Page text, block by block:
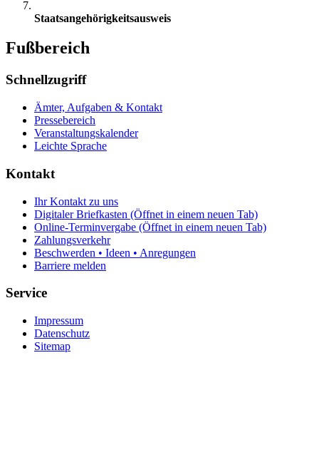
Staatsangehörigkeitsausweis
Fußbereich
Schnellzugriff
Ämter, Aufgaben & Kontakt
Pressebereich
Veranstaltungskalender
Leichte Sprache
Kontakt
Ihr Kontakt zu uns
Digitaler Briefkasten (Öffnet in einem neuen Tab)
Online-Terminvergabe (Öffnet in einem neuen Tab)
Zahlungsverkehr
Beschwerden • Ideen • Anregungen
Barriere melden
Service
Impressum
Datenschutz
Sitemap